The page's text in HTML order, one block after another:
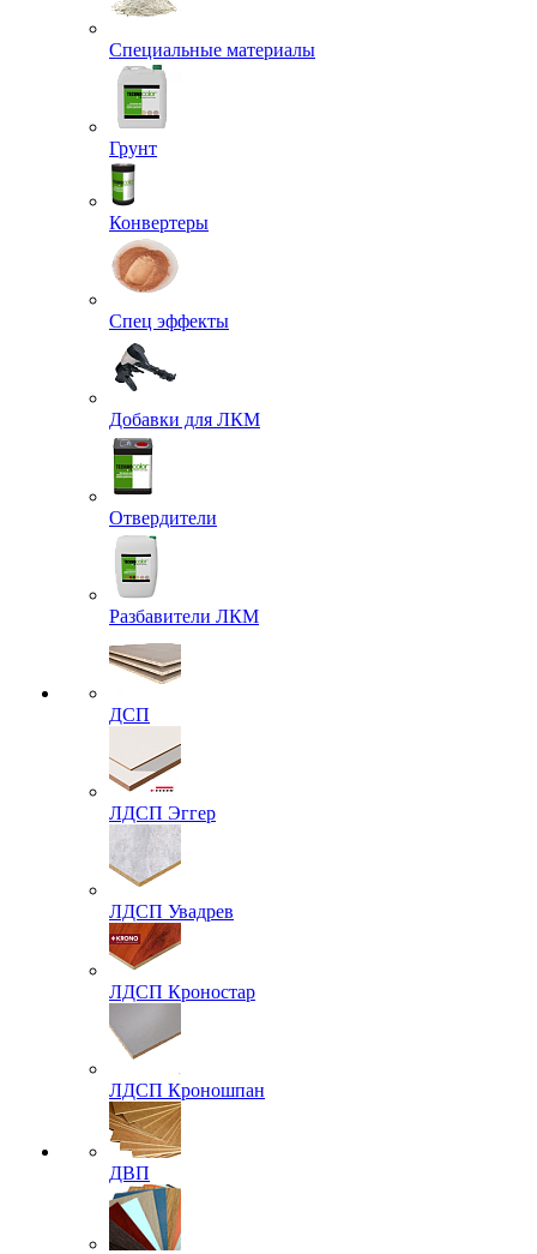
Специальные материалы
Грунт
Конвертеры
Спец эффекты
Добавки для ЛКМ
Отвердители
Разбавители ЛКМ
ДСП
ЛДСП Эггер
ЛДСП Увадрев
ЛДСП Кроностар
ЛДСП Кроношпан
ДВП